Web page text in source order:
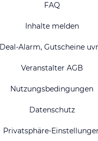
FAQ
Inhalte melden
Deal-Alarm, Gutscheine
Veranstalter AGB
Nutzungsbedingungen
Datenschutz
Privatsphäre-